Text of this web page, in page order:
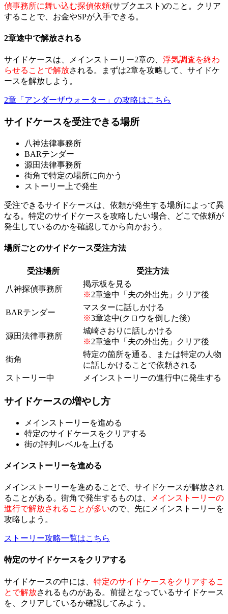
偵事務所に舞い込む探偵依頼(サブクエスト)のこと。クリア
することで、お金やSPが入手できる。
2章途中で解放される
サイドケースは、メインストーリー2章の、 浮気調査を終わ
らせることで解放される。まずは2章を攻略して、サイドケ
ースを解放しよう。
2章「アンダーザウォーター」の攻略はこちら
サイドケースを受注できる場所
八神法律事務所
BARテンダー
源田法律事務所
街角で特定の場所に向かう
ストーリー上で発生
受注できるサイドケースは、依頼が発生する場所によって異
なる。特定のサイドケースを攻略したい場合、どこで依頼が
発生しているのかを確認してから向かおう。
場所ごとのサイドケース受注方法
受注場所 受注方法
八神探偵事務所
掲示板を見る
※2章途中「夫の外出先」クリア後
BARテンダー
マスターに話しかける
※3章途中(クロウを倒した後)
源田法律事務所
城崎さおりに話しかける
※2章途中「夫の外出先」クリア後
街角
特定の箇所を通る、または特定の人物
に話しかけることで依頼される
ストーリー中
メインストーリーの進行中に発生する
サイドケースの増やし方
メインストーリーを進める
特定のサイドケースをクリアする
街の評判レベルを上げる
メインストーリーを進める
メインストーリーを進めることで、サイドケースが解放され
ることがある。街角で発生するものは、
メインストーリーの
進行で解放されることが多いので、先にメインストーリーを
攻略しよう。
ストーリー攻略一覧はこちら
特定のサイドケースをクリアする
サイドケースの中には、 特定のサイドケースをクリアするこ
とで解放されるものがある。前提となっているサイドケース
を、クリアしているか確認してみよう。